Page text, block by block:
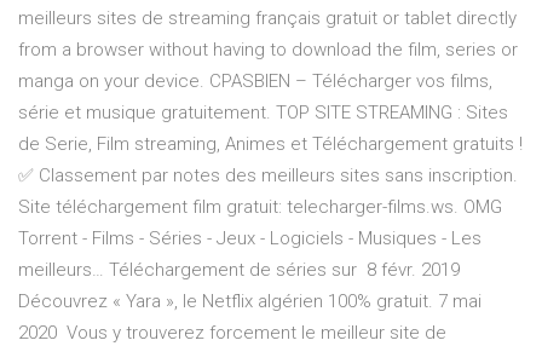
meilleurs sites de streaming français gratuit or tablet directly
from a browser without having to download the film, series or
manga on your device. CPASBIEN – Télécharger vos films,
série et musique gratuitement. TOP SITE STREAMING : Sites
de Serie, Film streaming, Animes et Téléchargement gratuits !
✅ Classement par notes des meilleurs sites sans inscription.
Site téléchargement film gratuit: telecharger-films.ws. OMG
Torrent - Films - Séries - Jeux - Logiciels - Musiques - Les
meilleurs… Téléchargement de séries sur 8 févr. 2019
Découvrez « Yara », le Netflix algérien 100% gratuit. 7 mai
2020 Vous y trouverez forcement le meilleur site de